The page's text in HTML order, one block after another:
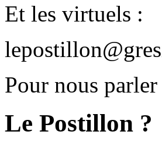
Et les virtuels :
Pour nous
Le Postillon ?